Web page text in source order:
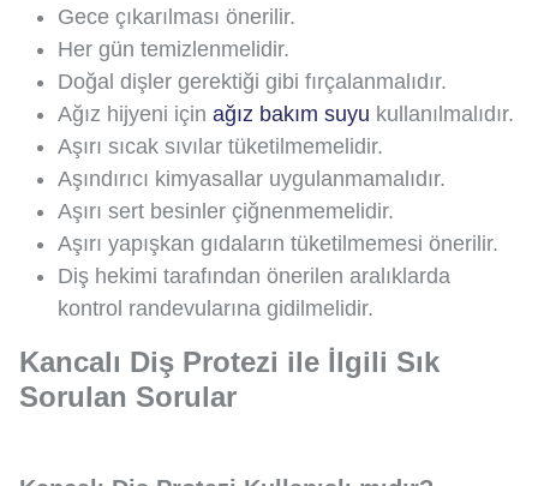
Gece çıkarılması önerilir.
Her gün temizlenmelidir.
Doğal dişler gerektiği gibi fırçalanmalıdır.
Ağız hijyeni için ağız bakım suyu kullanılmalıdır.
Aşırı sıcak sıvılar tüketilmemelidir.
Aşındırıcı kimyasallar uygulanmamalıdır.
Aşırı sert besinler çiğnenmemelidir.
Aşırı yapışkan gıdaların tüketilmemesi önerilir.
Diş hekimi tarafından önerilen aralıklarda
kontrol randevularına gidilmelidir.
Kancalı Diş Protezi ile İlgili Sık
Sorulan Sorular